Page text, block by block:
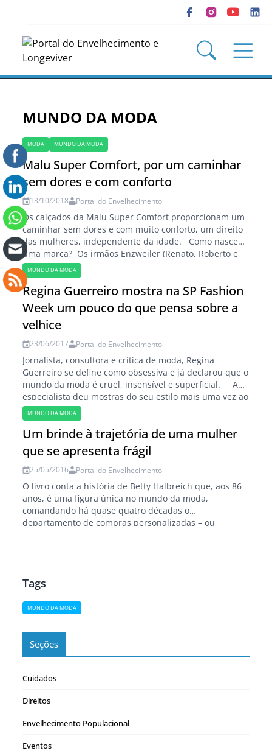
MUNDO DA MODA
MODA MUNDO DA MODA
Malu Super Comfort, por um caminhar
sem dores e com conforto
13/10/2018 Portal do Envelhecimento
Os calçados da Malu Super Comfort proporcionam um
caminhar sem dores e com muito conforto, um direito
das mulheres, independente da idade. Como nasce
uma marca? Os irmãos Enzweiler (Renato, Roberto e
Paulo) nomearam a marca de calçados Malu Super
Comfort em homenagem a irmã, Maria Luiza. Trata-se
de uma marca de calçados femininos confortáveis…
MUNDO DA MODA
Regina Guerreiro mostra na SP Fashion
Week um pouco do que pensa sobre a
velhice
23/06/2017 Portal do Envelhecimento
Jornalista, consultora e crítica de moda, Regina
Guerreiro se define como obsessiva e já declarou que o
mundo da moda é cruel, insensível e superficial. A
especialista deu mostras do seu estilo mais uma vez ao
comentar este ano os desfiles da São Paulo Fashion
Week, um dos mais prestigiados eventos do setor…
MUNDO DA MODA
Um brinde à trajetória de uma mulher
que se apresenta frágil
25/05/2016 Portal do Envelhecimento
O livro conta a história de Betty Halbreich que, aos 86
anos, é uma figura única no mundo da moda,
comandando há quase quatro décadas o
departamento de compras personalizadas – ou
Tags
MUNDO DA MODA
Seções
Cuidados
Direitos
Envelhecimento Populacional
Eventos